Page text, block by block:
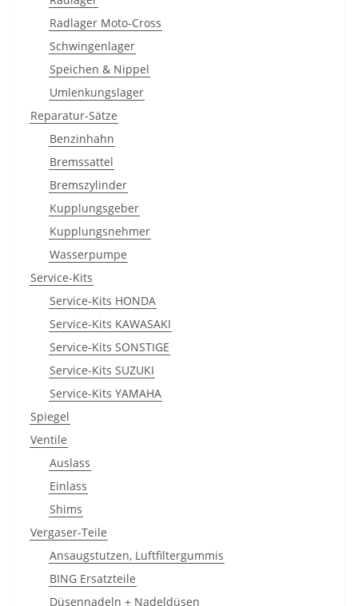
Radlager Moto-Cross
Schwingenlager
Speichen & Nippel
Umlenkungslager
Reparatur-Sätze
Benzinhahn
Bremssattel
Bremszylinder
Kupplungsgeber
Kupplungsnehmer
Wasserpumpe
Service-Kits
Service-Kits HONDA
Service-Kits KAWASAKI
Service-Kits SONSTIGE
Service-Kits SUZUKI
Service-Kits YAMAHA
Spiegel
Ventile
Auslass
Einlass
Shims
Vergaser-Teile
Ansaugstutzen, Luftfiltergummis
BING Ersatzteile
Düsennadeln + Nadeldüsen